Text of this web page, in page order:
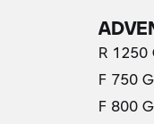
R 1250
F 750
F 800